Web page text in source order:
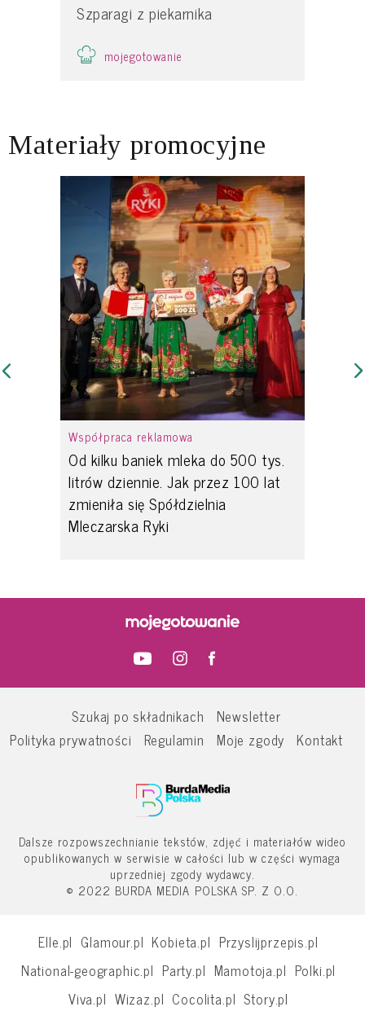
Szparagi z piekarnika
mojegotowanie
Materiały promocyjne
Współpraca reklamowa
Od kilku baniek mleka do 500 tys.
litrów dziennie. Jak przez 100 lat
zmieniła się Spółdzielnia
Mleczarska Ryki
Szukaj po składnikach
Newsletter
Polityka prywatności
Regulamin Moje zgody Kontakt
Dalsze rozpowszechnianie tekstów, zdjęć i materiałów wideo
opublikowanych w serwisie w całości lub w części wymaga
uprzedniej zgody wydawcy.
© 2022 BURDA MEDIA POLSKA SP. Z O.O.
Elle.pl Glamour.pl Kobieta.pl Przyslijprzepis.pl
National-geographic.pl Party.pl Mamotoja.pl Polki.pl
Viva.pl Wizaz.pl Cocolita.pl Story.pl